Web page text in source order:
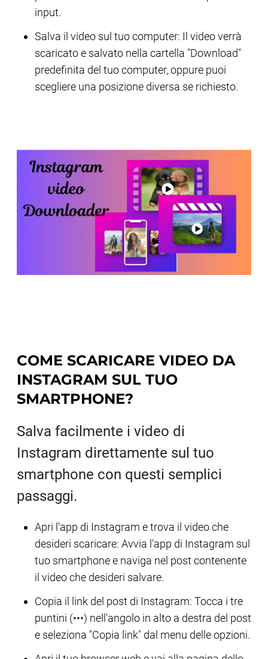
input.
Salva il video sul tuo computer: Il video verrà
scaricato e salvato nella cartella "Download"
predefinita del tuo computer, oppure puoi
scegliere una posizione diversa se richiesto.
COME SCARICARE VIDEO DA
INSTAGRAM SUL TUO
SMARTPHONE?
Salva facilmente i video di
Instagram direttamente sul tuo
smartphone con questi semplici
passaggi.
Apri l'app di Instagram e trova il video che
desideri scaricare: Avvia l'app di Instagram sul
tuo smartphone e naviga nel post contenente
il video che desideri salvare.
Copia il link del post di Instagram: Tocca i tre
puntini (•••) nell'angolo in alto a destra del post
e seleziona "Copia link" dal menu delle opzioni.